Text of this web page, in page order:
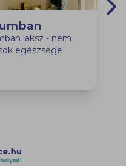
laksz - nem
egészsége